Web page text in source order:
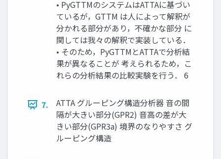
• PyGTTMのシステムはATTAに基づい
ているが，GTTM は人によって解釈が
分かれる部分があり，不確かな部分 に
関しては我々の解釈で実装している．
• そのため，PyGTTMとATTAで分析結
果が異なることが 考えられるため，こ
れらの分析結果の比較実験を行う． 6
7.
ATTA グルーピング構造分析器 音の間
隔が大きい部分(GPR2) 音高の差が大
きい部分(GPR3a) 境界のなりやすさ グ
ルーピング構造